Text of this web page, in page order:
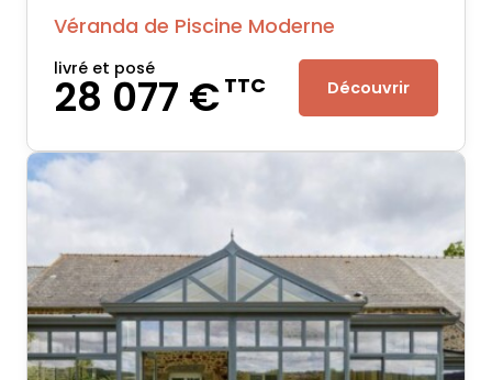
Véranda de Piscine Moderne
livré et posé
28 077 €TTC Découvrir